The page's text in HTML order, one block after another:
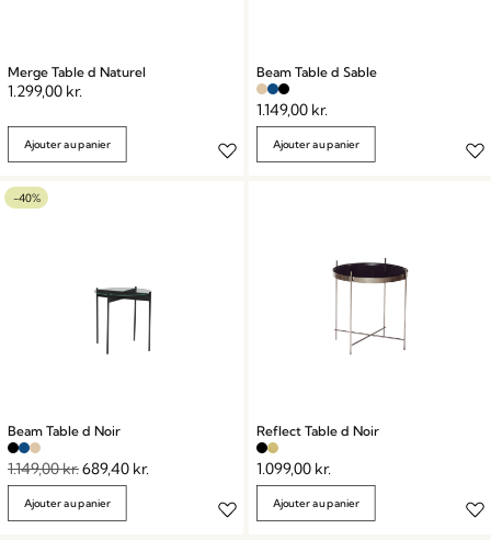
Merge Table d Naturel
1.299,00 kr.
Ajouter au panier
Beam Table d Sable
1.149,00 kr.
Ajouter au panier
-40%
Beam Table d Noir
1.149,00kr.689,40 kr.
Ajouter au panier
Reflect Table d Noir
1.099,00 kr.
Ajouter au panier